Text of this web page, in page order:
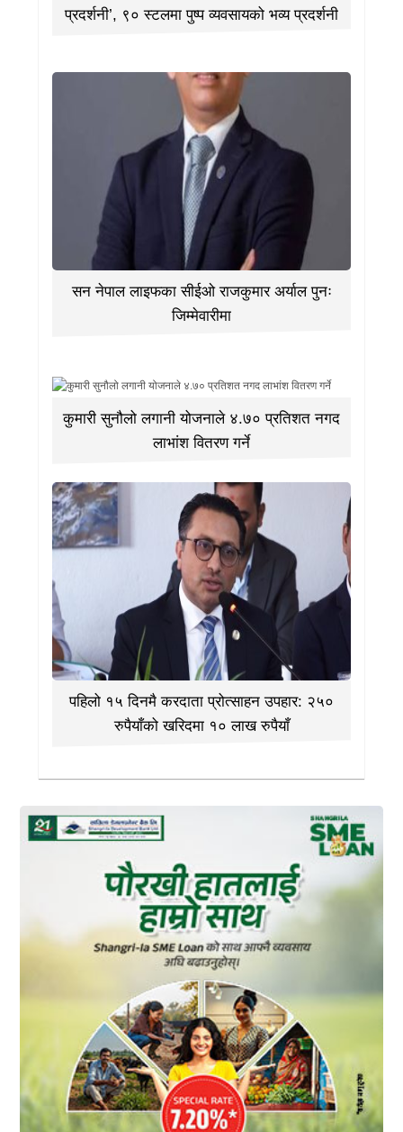
प्रदर्शनी’, ९० स्टलमा पुष्प व्यवसायको भव्य प्रदर्शनी
सन नेपाल लाइफका सीईओ राजकुमार अर्याल पुनः
जिम्मेवारीमा
कुमारी सुनौलो लगानी योजनाले ४.७० प्रतिशत नगद
लाभांश वितरण गर्ने
पहिलो १५ दिनमै करदाता प्रोत्साहन उपहार: २५०
रुपैयाँको खरिदमा १० लाख रुपैयाँ